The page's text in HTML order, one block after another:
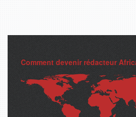
Comment devenir rédacteur